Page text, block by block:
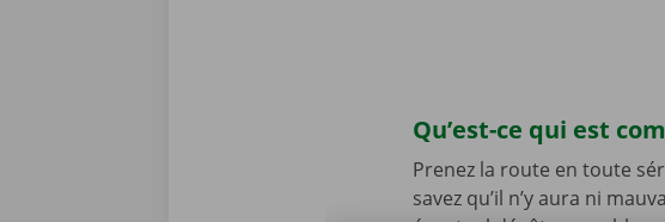
Qu’est-ce qui est
Prenez la route en toute
savez qu’il n’y aura ni